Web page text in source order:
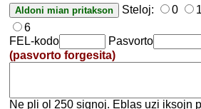
Steloj: 0
6
FEL-kodo
Pasvorto
(pasvorto forgesita)
Ne pli ol 250 signoj. Eblas uzi iksojn